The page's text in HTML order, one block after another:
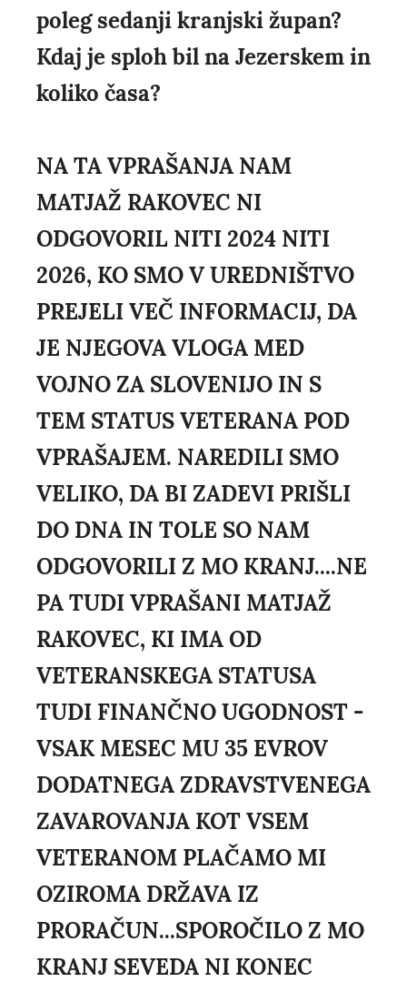
poleg sedanji kranjski župan?
Kdaj je sploh bil na Jezerskem in
koliko časa?
NA TA VPRAŠANJA NAM
MATJAŽ RAKOVEC NI
ODGOVORIL NITI 2024 NITI
2026, KO SMO V UREDNIŠTVO
PREJELI VEČ INFORMACIJ, DA
JE NJEGOVA VLOGA MED
VOJNO ZA SLOVENIJO IN S
TEM STATUS VETERANA POD
VPRAŠAJEM. NAREDILI SMO
VELIKO, DA BI ZADEVI PRIŠLI
DO DNA IN TOLE SO NAM
ODGOVORILI Z MO KRANJ....NE
PA TUDI VPRAŠANI MATJAŽ
RAKOVEC, KI IMA OD
VETERANSKEGA STATUSA
TUDI FINANČNO UGODNOST -
VSAK MESEC MU 35 EVROV
DODATNEGA ZDRAVSTVENEGA
ZAVAROVANJA KOT VSEM
VETERANOM PLAČAMO MI
OZIROMA DRŽAVA IZ
PRORAČUN...SPOROČILO Z MO
KRANJ SEVEDA NI KONEC